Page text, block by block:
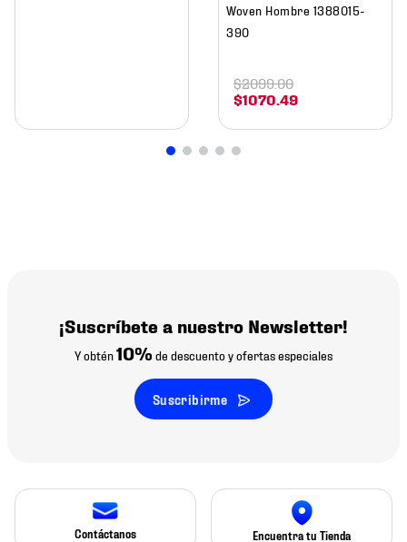
Woven Hombre 1388015-
390
$1070 49
$2099.00
¡Suscríbete a nuestro Newsletter!
Y obtén10% de descuento y ofertas especiales
Suscribirme
Contáctanos Encuentra tu Tienda